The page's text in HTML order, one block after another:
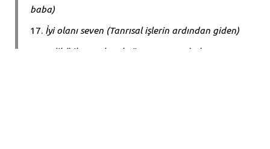
baba)
İyi olanı seven (Tanrısal işlerin ardından giden)
Adil (bilge, anlayışlı, önyargısız ve hak